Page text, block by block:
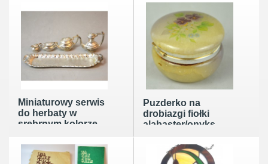
Miniaturowy serwis
do herbaty w
srebrnym kolorze
Puzderko na
drobiazgi fiołki
alabaster/onyks